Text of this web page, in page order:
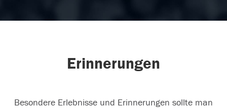
Erinnerungen
Besondere Erlebnisse und Erinnerungen sollte man